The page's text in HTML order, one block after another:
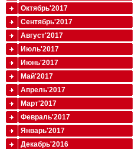
Октябрь'2017
Сентябрь'2017
Август'2017
Июль'2017
Июнь'2017
Май'2017
Апрель'2017
Март'2017
Февраль'2017
Январь'2017
Декабрь'2016